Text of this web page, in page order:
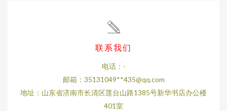
联系我们
电话：-
邮箱：35131049**435@qq.com
地址：山东省济南市长清区莲台山路1385号新华书店办公楼
401室